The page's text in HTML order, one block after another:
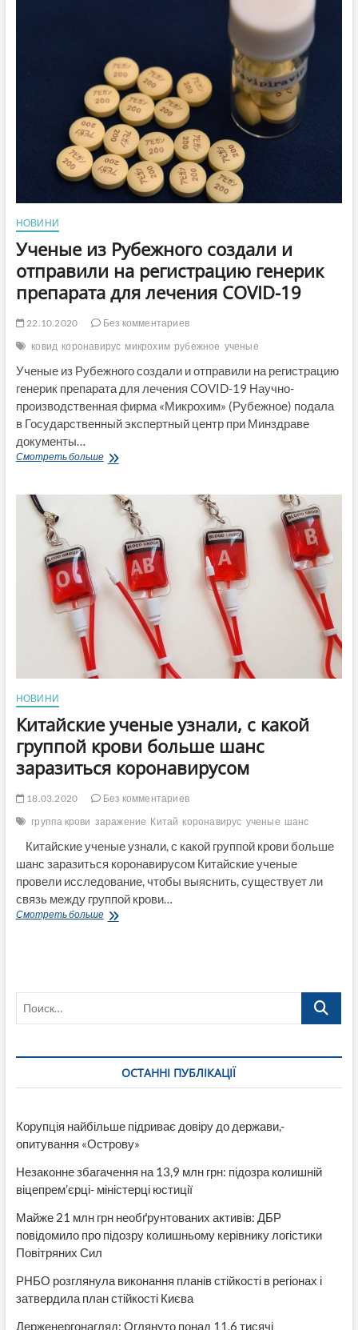
Украине
НОВИНИ
Ученые из Рубежного создали и
отправили на регистрацию генерик
препарата для лечения COVID-19
22.10.2020
Без комментариев
ковид коронавирус микрохим рубежное ученые
Ученые из Рубежного создали и отправили на регистрацию
генерик препарата для лечения COVID-19 Научно-
производственная фирма «Микрохим» (Рубежное) подала
в Государственный экспертный центр при Минздраве
документы…
Смотреть большеУченые
создали
отправили
регистрацию
генерик
препарата
лечения
COVID-
НОВИНИ
Китайские ученые узнали, с какой
группой крови больше шанс
заразиться коронавирусом
18.03.2020
Без комментариев
группа крови заражение Китай коронавирус ученые шанс
Китайские ученые узнали, с какой группой крови больше
шанс заразиться коронавирусом Китайские ученые
провели исследование, чтобы выяснить, существует ли
связь между группой крови…
Смотреть большеКитайские
шанс
коронавирусом
Поиск…
ОСТАННІ ПУБЛІКАЦІЇ
Корупція найбільше підриває довіру до держави,-
опитування «Острову»
Незаконне збагачення на 13,9 млн грн: підозра колишній
віцепрем’єрці- міністерці юстиції
Майже 21 млн грн необґрунтованих активів: ДБР
повідомило про підозру колишньому керівнику логістики
Повітряних Сил
РНБО розглянула виконання планів стійкості в регіонах і
затвердила план стійкості Києва
Держенергонагляд: Оглянуто понад 11,6 тисячі